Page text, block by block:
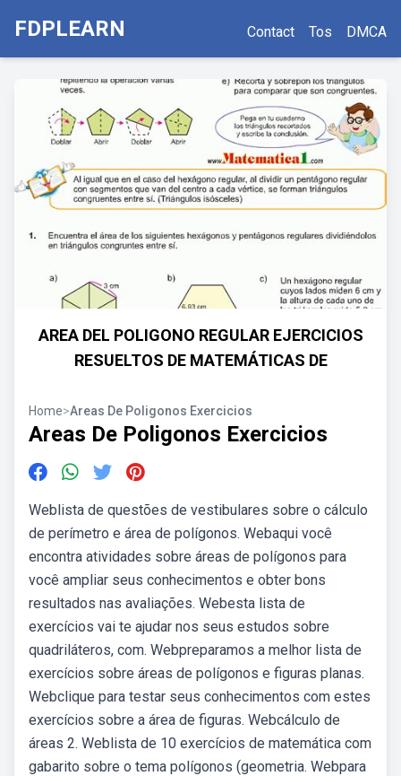
FDPLEARN Contact Tos DMCA
AREA DEL POLIGONO REGULAR EJERCICIOS
RESUELTOS DE MATEMÁTICAS DE
Home>Areas De Poligonos Exercicios
Areas De Poligonos Exercicios
Weblista de questões de vestibulares sobre o cálculo
de perímetro e área de polígonos. Webaqui você
encontra atividades sobre áreas de polígonos para
você ampliar seus conhecimentos e obter bons
resultados nas avaliações. Webesta lista de
exercícios vai te ajudar nos seus estudos sobre
quadriláteros, com. Webpreparamos a melhor lista de
exercícios sobre áreas de polígonos e figuras planas.
Webclique para testar seus conhecimentos com estes
exercícios sobre a área de figuras. Webcálculo de
áreas 2. Weblista de 10 exercícios de matemática com
gabarito sobre o tema polígonos (geometria. Webpara